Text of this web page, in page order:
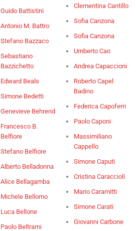
Guido Battistini
Antonio M. Battro
Stefano Bazzaco
Sebastiano
Bazzichetto
Edward Beals
Simone Bedetti
Genevieve Behrend
Francesco B.
Belfiore
Stefano Belfiore
Alberto Belladonna
Alice Bellagamba
Michele Bellomo
Luca Bellone
Paolo Beltrami
Clementina Cantillo
Sofia Canzona
Sofia Canzona
Umberto Cao
Andrea Capaccioni
Roberto Capel
Badino
Federica Capoferri
Paolo Caponi
Massimiliano
Cappello
Simone Caputi
Cristina Caraccioli
Mario Caramitti
Simone Carati
Giovanni Carbone